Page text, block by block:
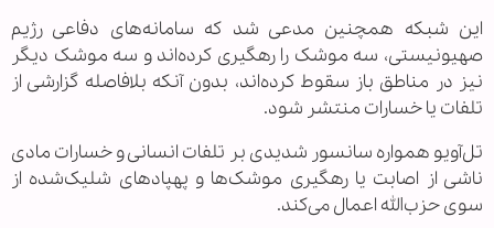
این شبکه همچنین مدعی شد که سامانه‌های دفاعی رژیم
صهیونیستی، سه موشک را رهگیری کرده‌اند و سه موشک دیگر
نیز در مناطق باز سقوط کرده‌اند، بدون آنکه بلافاصله گزارشی از
تلفات یا خسارات منتشر شود.
تل‌آویو همواره سانسور شدیدی بر تلفات انسانی و خسارات مادی
ناشی از اصابت یا رهگیری موشک‌ها و پهپادهای شلیک‌شده از
سوی حزب‌الله اعمال می‌کند.